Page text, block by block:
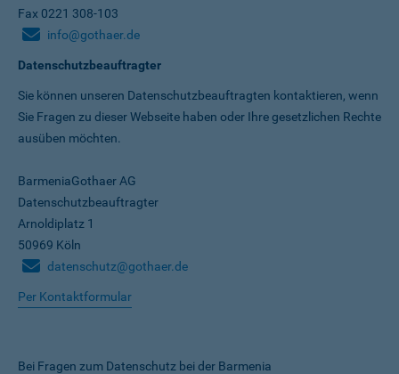
Fax 0221 308-103
info@gothaer.de
Datenschutzbeauftragter
Sie können unseren Datenschutz­beauftragten kontaktieren, wenn
Sie Fragen zu dieser Webseite haben oder Ihre gesetzlichen Rechte
ausüben möchten.
BarmeniaGothaer AG
Datenschutzbeauftragter
Arnoldiplatz 1
50969 Köln
datenschutz@gothaer.de
Per Kontaktformular
Bei Fragen zum Datenschutz bei der Barmenia